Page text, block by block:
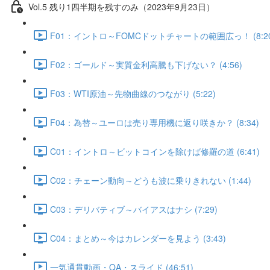
Vol.5 残り1四半期を残すのみ（2023年9月23日）
F01：イントロ～FOMCドットチャートの範囲広っ！
F02：ゴールド～実質金利高騰も下げない？ (4:56)
F03：WTI原油～先物曲線のつながり (5:22)
F04：為替～ユーロは売り専用機に返り咲きか？ (8:34)
C01：イントロ～ビットコインを除けば修羅の道 (6:41)
C02：チェーン動向～どうも波に乗りきれない (1:44)
C03：デリバティブ～バイアスはナシ (7:29)
C04：まとめ～今はカレンダーを見よう (3:43)
一気通貫動画・QA・スライド (46:51)